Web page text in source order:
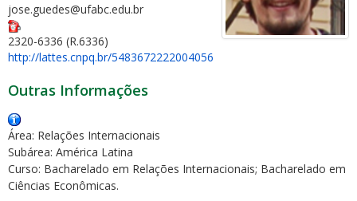
jose.guedes@ufabc.edu.br
2320-6336 (R.6336)
http://lattes.cnpq.br/5483672222004056
Outras Informações
Área: Relações Internacionais
Subárea: América Latina
Curso: Bacharelado em Relações Internacionais; Bacharelado em
Ciências Econômicas.